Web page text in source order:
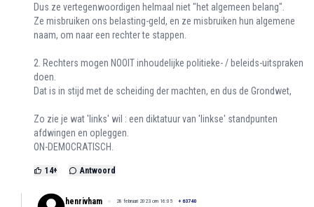
Dus ze vertegenwoordigen helmaal niet "het algemeen belang".
Ze misbruiken ons belasting-geld, en ze misbruiken hun algemene
naam, om naar een rechter te stappen.
2. Rechters mogen NOOIT inhoudelijke politieke- / beleids-uitspraken
doen.
Dat is in stijd met de scheiding der machten, en dus de Grondwet,
Zo zie je wat 'links' wil : een diktatuur van 'linkse' standpunten
afdwingen en opleggen.
ON-DEMOCRATISCH.
14+ Antwoord
henrivham 28 februari 2023 om 16:05 + 63740